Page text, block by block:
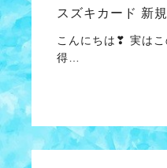
スズキカード 新
こんにちは❣ 実は
得…